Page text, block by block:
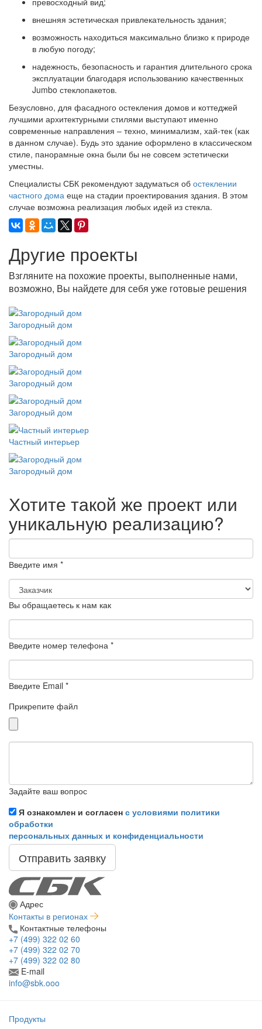
внешняя эстетическая привлекательность здания;
возможность находиться максимально близко к природе
в любую погоду;
надежность, безопасность и гарантия длительного срока
эксплуатации благодаря использованию качественных
Jumbo стеклопакетов.
Безусловно, для фасадного остекления домов и коттеджей
лучшими архитектурными стилями выступают именно
современные направления – техно, минимализм, хай-тек (как
в данном случае). Будь это здание оформлено в классическом
стиле, панорамные окна были бы не совсем эстетически
уместны.
Специалисты СБК рекомендуют задуматься об остеклении
частного дома еще на стадии проектирования здания. В этом
случае возможна реализация любых идей из стекла.
Другие проекты
Взгляните на похожие проекты, выполненные нами,
возможно, Вы найдете для себя уже готовые решения
Загородный дом
Загородный дом
Загородный дом
Загородный дом
Частный интерьер
Загородный дом
Хотите такой же проект или
уникальную реализацию?
Введите имя *
Вы обращаетесь к нам как
Введите номер телефона *
Введите Email *
Прикрепите файл
Задайте ваш вопрос
Я ознакомлен и согласен с условиями политики
обработки
персональных данных и конфиденциальности
Отправить заявку
Адрес
Контакты в регионах
Контактные телефоны
+7 (499) 322 02 60
+7 (499) 322 02 70
+7 (499) 322 02 80
E-mail
info@sbk.ooo
Продукты